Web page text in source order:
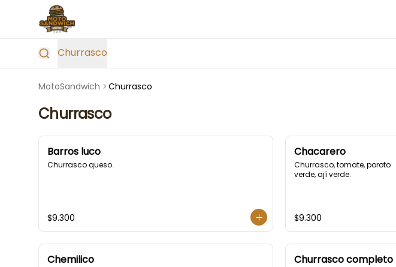
Churrasco
MotoSandwich Churrasco
Churrasco
Barros luco
Churrasco queso.
$9.300
Chacarero
Churrasco, tomate, poroto
verde, ají verde.
$9.300
Chemilico Churrasco completo